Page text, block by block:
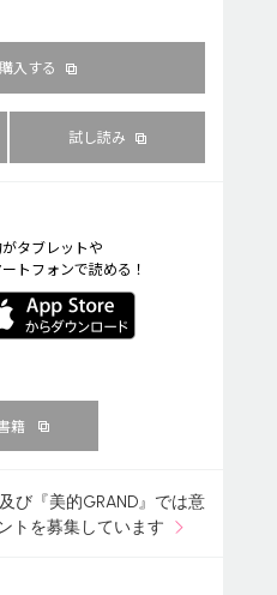
入する
試し読み
タブレットや
トフォンで読める！
籍
び『美的GRAND』では意
トを募集しています